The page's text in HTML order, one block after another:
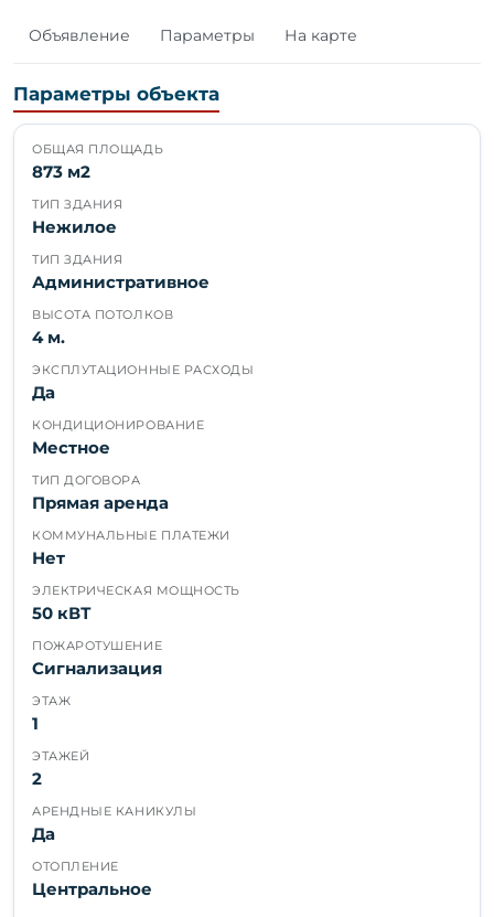
Объявление Параметры На карте
Параметры объекта
ОБЩАЯ ПЛОЩАДЬ
873 м2
ТИП ЗДАНИЯ
Нежилое
ТИП ЗДАНИЯ
Административное
ВЫСОТА ПОТОЛКОВ
4 м.
ЭКСПЛУТАЦИОННЫЕ РАСХОДЫ
Да
КОНДИЦИОНИРОВАНИЕ
Местное
ТИП ДОГОВОРА
Прямая аренда
КОММУНАЛЬНЫЕ ПЛАТЕЖИ
Нет
ЭЛЕКТРИЧЕСКАЯ МОЩНОСТЬ
50 кВТ
ПОЖАРОТУШЕНИЕ
Сигнализация
ЭТАЖ
1
ЭТАЖЕЙ
2
АРЕНДНЫЕ КАНИКУЛЫ
Да
ОТОПЛЕНИЕ
Центральное